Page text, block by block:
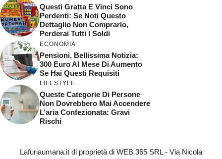
Questi Gratta E Vinci Sono
Perdenti: Se Noti Questo
Dettaglio Non Comprarlo,
Perderai Tutti I Soldi
ECONOMIA
Pensioni, Bellissima Notizia:
300 Euro Al Mese Di Aumento
Se Hai Questi Requisiti
LIFESTYLE
Queste Categorie Di Persone
Non Dovrebbero Mai Accendere
L’aria Confezionata: Gravi
Rischi
Lafuriaumana.it di proprietà di WEB 365 SRL - Via Nicola